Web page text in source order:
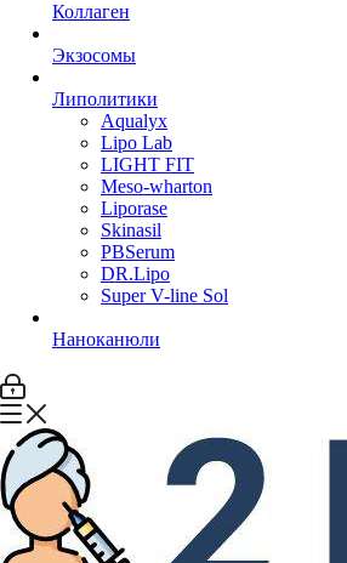
Коллаген
Экзосомы
Липолитики
Aqualyx
Lipo Lab
LIGHT FIT
Meso-wharton
Liporase
Skinasil
PBSerum
DR.Lipo
Super V-line Sol
Наноканюли